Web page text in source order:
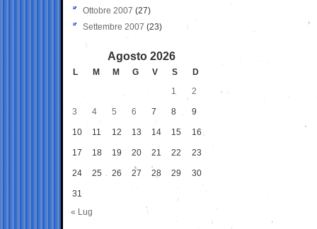
Ottobre 2007 (27)
Settembre 2007 (23)
Agosto 2026
L M M G V S
D
1
2
3 4 5 6 7 8 9
10 11 12 13 14 15 16
17 18 19 20 21 22 23
24 25 26 27 28 29 30
31
« Lug